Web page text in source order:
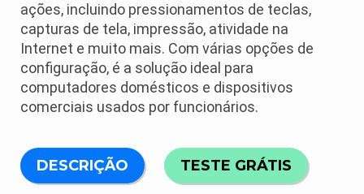
ações, incluindo pressionamentos de teclas,
capturas de tela, impressão, atividade na
Internet e muito mais. Com várias opções de
configuração, é a solução ideal para
computadores domésticos e dispositivos
comerciais usados por funcionários.
DESCRIÇÃO TESTE GRÁTIS